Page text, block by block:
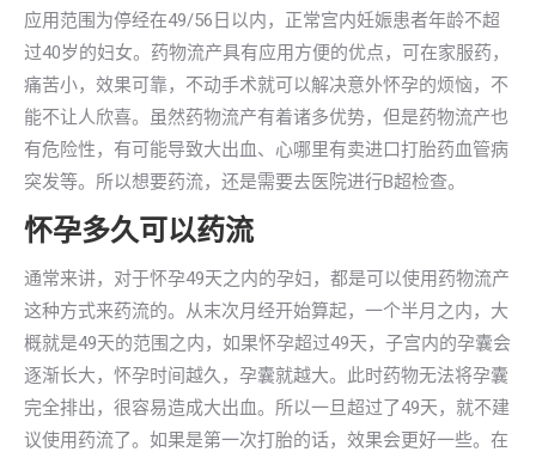
应用范围为停经在49/56日以内，正常宫内妊娠患者年龄不超
过40岁的妇女。药物流产具有应用方便的优点，可在家服药，
痛苦小，效果可靠，不动手术就可以解决意外怀孕的烦恼，不
能不让人欣喜。虽然药物流产有着诸多优势，但是药物流产也
有危险性，有可能导致大出血、心哪里有卖进口打胎药血管病
突发等。所以想要药流，还是需要去医院进行B超检查。
怀孕多久可以药流
通常来讲，对于怀孕49天之内的孕妇，都是可以使用药物流产
这种方式来药流的。从末次月经开始算起，一个半月之内，大
概就是49天的范围之内，如果怀孕超过49天，子宫内的孕囊会
逐渐长大，怀孕时间越久，孕囊就越大。此时药物无法将孕囊
完全排出，很容易造成大出血。所以一旦超过了49天，就不建
议使用药流了。如果是第一次打胎的话，效果会更好一些。在